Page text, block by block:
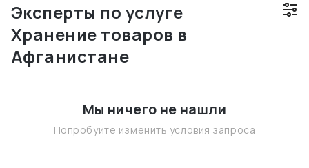
Эксперты по услуге
Хранение товаров в
Афганистане
Мы ничего не нашли
Попробуйте изменить условия запроса